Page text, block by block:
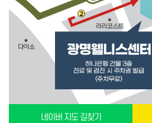
네이버 지도 길찾기